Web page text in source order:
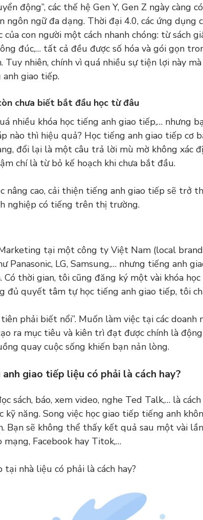
động”, các thế hệ Gen Y, Gen Z ngày càng
ngôn ngữ đa dạng. Thời đại 4.0, các ứng
con người một cách nhanh chóng: từ sách
đúc,… tất cả đều được số hóa và gói gọn
Tuy nhiên, chính vì quá nhiều sự tiện lợi này
giao tiếp.
chưa biết bắt đầu học từ đâu
nhiều khóa học tiếng anh giao tiếp,… nhưng
nào thì hiệu quả? Học tiếng anh giao tiếp cơ
đổi lại là một câu trả lời mù mờ không xác
chí là từ bỏ kế hoạch khi chưa bắt đầu.
nâng cao, cải thiện tiếng anh giao tiếp sẽ trở
nghiệp có tiếng trên thị trường.
tại một công ty Việt Nam (local
Panasonic, LG, Samsung,… nhưng tiếng anh
Có thời gian, tôi cũng đăng ký một vài khóa
đủ quyết tâm tự học tiếng anh giao tiếp, tôi
phải biết nổi”. Muốn làm việc tại các doanh
ra mục tiêu và kiên trì đạt được chính là
quay cuộc sống khiến bạn nản lòng.
giao tiếp liệu có phải là cách hay?
sách, báo, xem video, nghe Ted Talk,… là
kỹ năng. Song việc học giao tiếp tiếng anh
Bạn sẽ không thể thấy kết quả sau một vài
Facebook hay Titok,…
nhà liệu có phải là cách hay?